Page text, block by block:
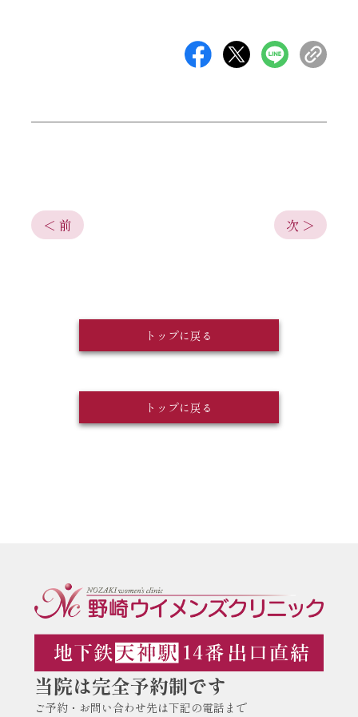
＜ 前 次 ＞
トップに戻る
トップに戻る
当院は完全予約制です
ご予約・お問い合わせ先は下記の電話まで